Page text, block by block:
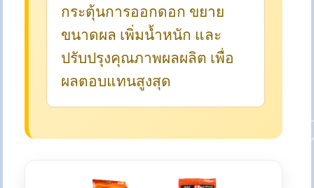
กระตุ้นการออกดอก ขยาย
ขนาดผล เพิ่มน้ำหนัก และ
ปรับปรุงคุณภาพผลผลิต เพื่อ
ผลตอบแทนสูงสุด